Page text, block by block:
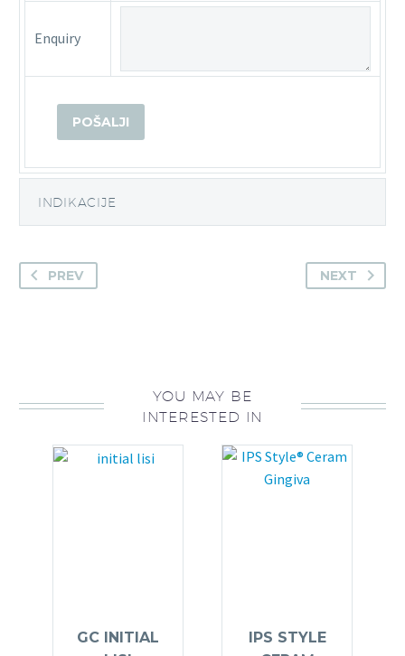
Enquiry
INDIKACIJE
PREV NEXT
YOU MAY BE
INTERESTED IN
GC INITIAL
IPS STYLE